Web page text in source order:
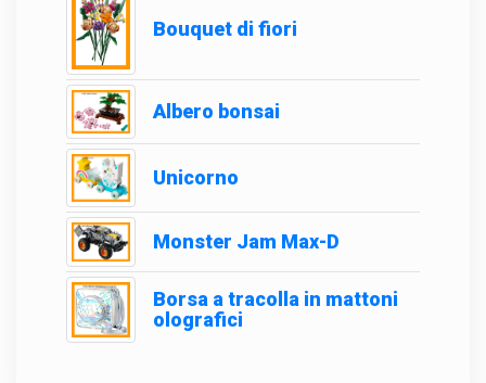
Bouquet di fiori
Albero bonsai
Unicorno
Monster Jam Max-D
Borsa a tracolla in mattoni
olografici